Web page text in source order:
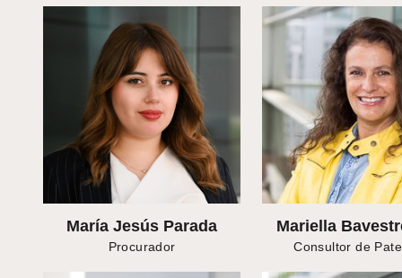
María Jesús Parada
Procurador
Mariella
Consultor de